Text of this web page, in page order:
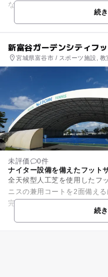
なっています。 公園内は広場スペースと遊具スペースに分かれ
続
新富谷ガーデンシティフ
宮城県富谷市 / スポーツ施設, 教
未評価
0件
ナイター設備を備えたフット
全天候型人工芝を使用したフ
ニスの兼用コートを2面備え
完備する。また、競技者向け
ルを蹴りたい人向けの個...続